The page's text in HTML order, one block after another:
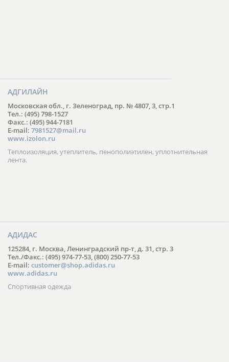
АДГИЛАЙН
Московская обл., г. Зеленоград, пр. № 4807, 3, стр.1
Тел.: (495) 798-1527
Факс.: (495) 944-7181
E-mail: 7981527@mail.ru
www.izolon.ru
Теплоизоляция, утеплитель, пенополиэтилен, уплотнительная
лента.
АДИДАС
125284, г. Москва, Ленинградский пр-т, д. 31, стр. 3
Тел./Факс.: (495) 974-77-53, (800) 250-77-53
E-mail: customer@shop.adidas.ru
www.adidas.ru
Спортивная одежда